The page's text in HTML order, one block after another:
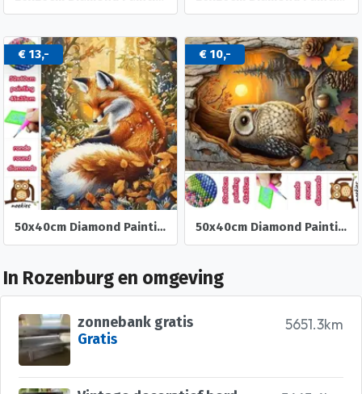
€ 13,-
50x40cm Diamond Painting Vos in het bos (rond) nr 84
€ 10,-
50x40cm Diamond Painting herst Uil (rond) nr 83
In Rozenburg en omgeving
5651.3km
zonnebank gratis
Gratis